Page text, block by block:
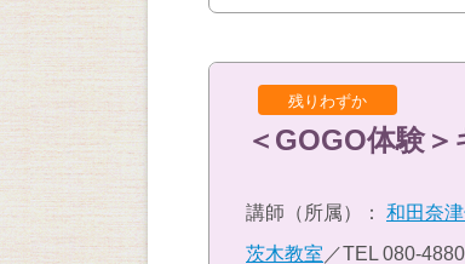
残りわずか
＜GOGO体験＞
講師（所属）： 和田奈
茨木教室 ／TEL 080-